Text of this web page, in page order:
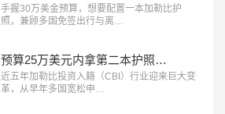
手握30万美金预算，想要配置一本加勒比护
照，兼顾多国免签出行与离…
预算25万美元内拿第二本护照，加勒比五国身份怎么选？
近五年加勒比投资入籍（CBI）行业迎来巨大变
革，从早年多国宽松申…